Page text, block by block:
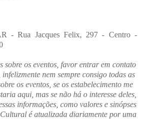
- Rua Jacques Felix, 297 - Centro -
sobre os eventos, favor entrar em contato
nem sempre consigo todas as
os eventos, se os estabelecimento me
aqui, mas se não há o interesse deles,
informações, como valores e sinópses
é atualizada diariamente por uma